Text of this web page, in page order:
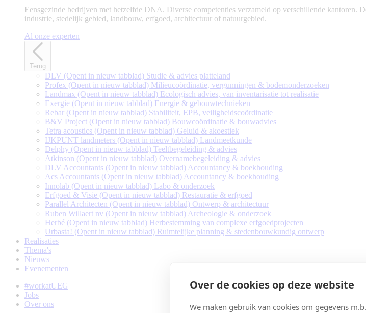
Eensgezinde bedrijven met hetzelfde DNA. Diverse competenties verzameld op verschillende kantoren.
industrie, stedelijk gebied, landbouw, erfgoed, architectuur of natuurgebied.
Al onze experten
Terug
DLV (Opent in nieuw tabblad) Studie & advies platteland
Profex (Opent in nieuw tabblad) Milieucoördinatie, vergunningen & bodemonderzoeken
Landmax (Opent in nieuw tabblad) Ecologisch advies, van inventarisatie tot realisatie
Exergie (Opent in nieuw tabblad) Energie & gebouwtechnieken
Rebar (Opent in nieuw tabblad) Stabiliteit, EPB, veiligheidscoördinatie
B&V Project (Opent in nieuw tabblad) Bouwcoördinatie & bouwadvies
Tetra acoustics (Opent in nieuw tabblad) Geluid & akoestiek
IJKPUNT landmeters (Opent in nieuw tabblad) Landmeetkunde
Delphy (Opent in nieuw tabblad) Teeltbegeleiding & advies
Atkinson (Opent in nieuw tabblad) Overnamebegeleiding & advies
DLV Accountants (Opent in nieuw tabblad) Accountancy & boekhouding
Acs Accountants (Opent in nieuw tabblad) Accountancy & boekhouding
Innolab (Opent in nieuw tabblad) Labo & onderzoek
Erfgoed & Visie (Opent in nieuw tabblad) Restauratie & erfgoed
Parallel Architecten (Opent in nieuw tabblad) Ontwerp & architectuur
Ruben Willaert nv (Opent in nieuw tabblad) Archeologie & onderzoek
Herbé (Opent in nieuw tabblad) Herbestemming van complexe erfgoedprojecten
Urbasta! (Opent in nieuw tabblad) Ruimtelijke planning & stedenbouwkundig ontwerp
Realisaties
Thema's
Nieuws
Evenementen
#workatUEG
Jobs
Over ons
Over de cookies op deze website
We maken gebruik van cookies om gegevens